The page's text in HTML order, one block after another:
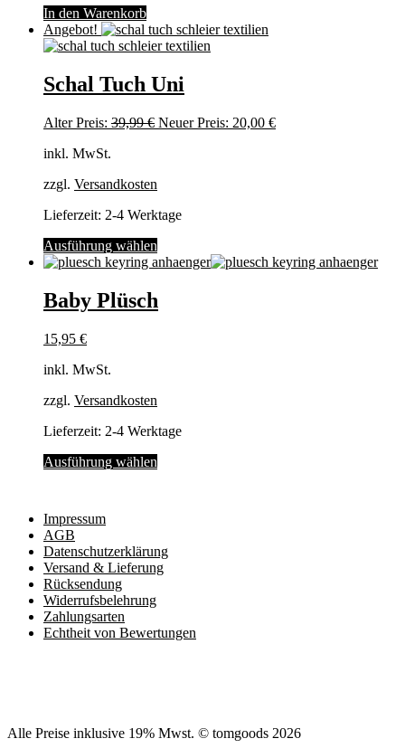
In den Warenkorb
Angebot!
Schal Tuch Uni
Alter Preis: 39,99€ Ursprünglicher
Neuer Preis: 20,00 €Aktueller
inkl. MwSt.
zzgl. Versandkosten
Lieferzeit: 2-4 Werktage
Ausführung wählen
Produkt
Varianten
der
Produktseite
gewählt
werden
Baby Plüsch
15,95 €
inkl. MwSt.
zzgl. Versandkosten
Lieferzeit: 2-4 Werktage
Ausführung wählen
Die
Optionen
Produktseite
Impressum
AGB
Datenschutzerklärung
Versand & Lieferung
Rücksendung
Widerrufsbelehrung
Zahlungsarten
Echtheit von Bewertungen
Alle Preise inklusive 19% Mwst. © tomgoods 2026